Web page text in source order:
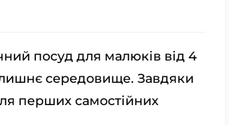
посуд для малюків від 4
середовище. Завдяки
перших самостійних